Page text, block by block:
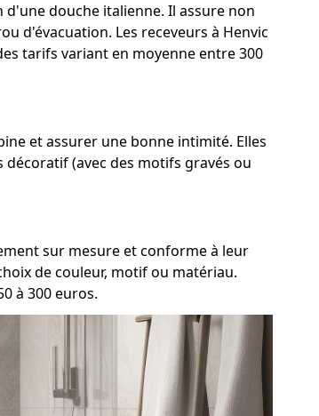
d'une douche italienne. Il assure non
d'évacuation. Les receveurs à Henvic
tarifs variant en moyenne entre 300
et assurer une bonne intimité. Elles
(avec des motifs gravés ou
sur mesure et conforme à leur
de couleur, motif ou matériau.
à 300 euros.